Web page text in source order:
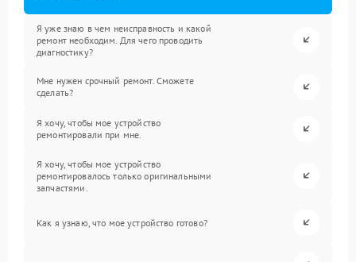
Я уже знаю в чем неисправность и какой
ремонт необходим. Для чего проводить
диагностику?
Мне нужен срочный ремонт. Сможете
сделать?
Я хочу, чтобы мое устройство
ремонтировали при мне.
Я хочу, чтобы мое устройство
ремонтировалось только оригинальными
запчастями.
Как я узнаю, что мое устройство готово?